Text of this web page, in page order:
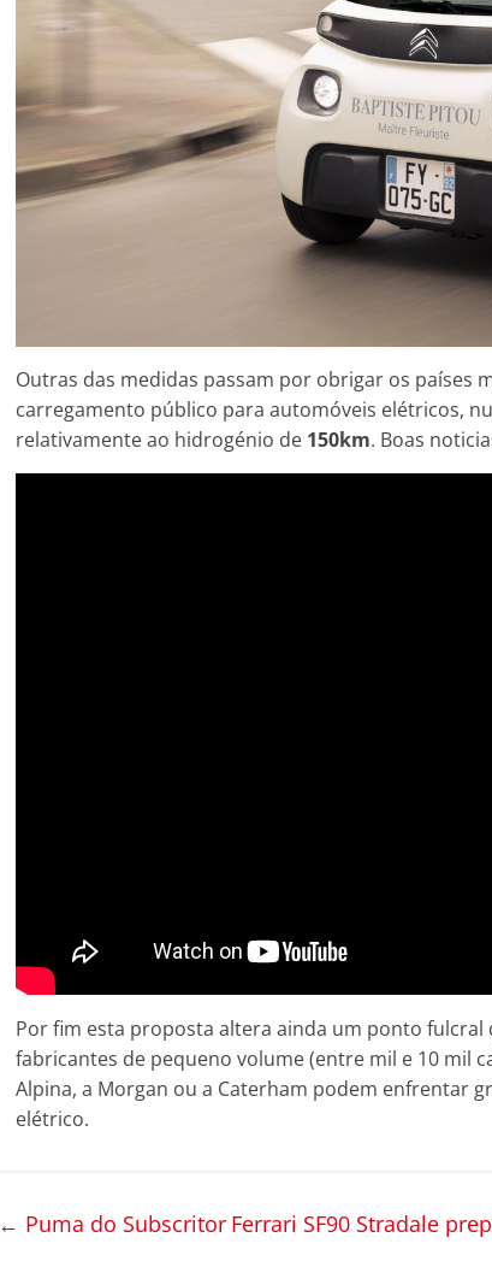
Outras das medidas passam por obrigar os países
carregamento público para automóveis elétricos,
relativamente ao hidrogénio de 150km. Boas
Por fim esta proposta altera ainda um ponto fulcral
fabricantes de pequeno volume (entre mil e 10 mil
Alpina, a Morgan ou a Caterham podem enfrentar
elétrico.
← Puma do Subscritor Ferrari SF90 Stradale